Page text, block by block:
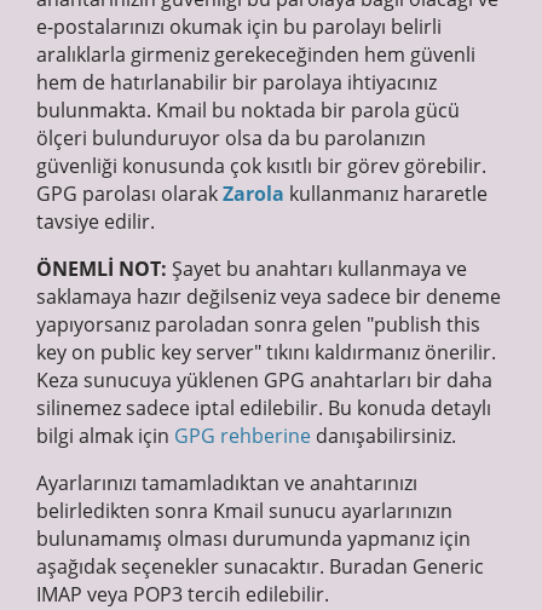
e-postalarınızı okumak için bu parolayı belirli
aralıklarla girmeniz gerekeceğinden hem güvenli
hem de hatırlanabilir bir parolaya ihtiyacınız
bulunmakta. Kmail bu noktada bir parola gücü
ölçeri bulunduruyor olsa da bu parolanızın
güvenliği konusunda çok kısıtlı bir görev görebilir.
GPG parolası olarakZarola kullanmanız hararetle
tavsiye edilir.
ÖNEMLİ NOT: Şayet bu anahtarı kullanmaya ve
saklamaya hazır değilseniz veya sadece bir deneme
yapıyorsanız paroladan sonra gelen "publish this
key on public key server" tıkını kaldırmanız önerilir.
Keza sunucuya yüklenen GPG anahtarları bir daha
silinemez sadece iptal edilebilir. Bu konuda detaylı
bilgi almak için GPG rehberine danışabilirsiniz.
Ayarlarınızı tamamladıktan ve anahtarınızı
belirledikten sonra Kmail sunucu ayarlarınızın
bulunamamış olması durumunda yapmanız için
aşağıdak seçenekler sunacaktır. Buradan Generic
IMAP veya POP3 tercih edilebilir.